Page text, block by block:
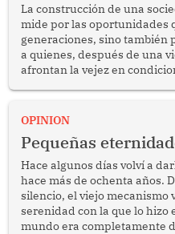
La construcción de una
mide por las oportunidades
generaciones, sino también
a quienes, después de una
afrontan la vejez en
bimestrales el subsidio que
reflexionar sobre la
públicas dirigidas a los
OPINION
Pequeñas
Hace algunos días volví a
hace más de ochenta años.
silencio, el viejo mecanismo
serenidad con la que lo hizo
mundo era completamente